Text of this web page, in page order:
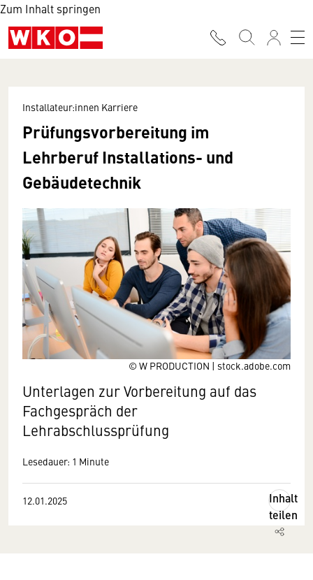
Zum Inhalt springen
© W PRODUCTION | stock.adobe.com
Installateur:innen Karriere
Prüfungsvorbereitung im
Lehrberuf Installations- und
Gebäudetechnik
Unterlagen zur Vorbereitung auf das
Fachgespräch der
Lehrabschlussprüfung
Lesedauer: 1 Minute
12.01.2025
Inhalt
teilen